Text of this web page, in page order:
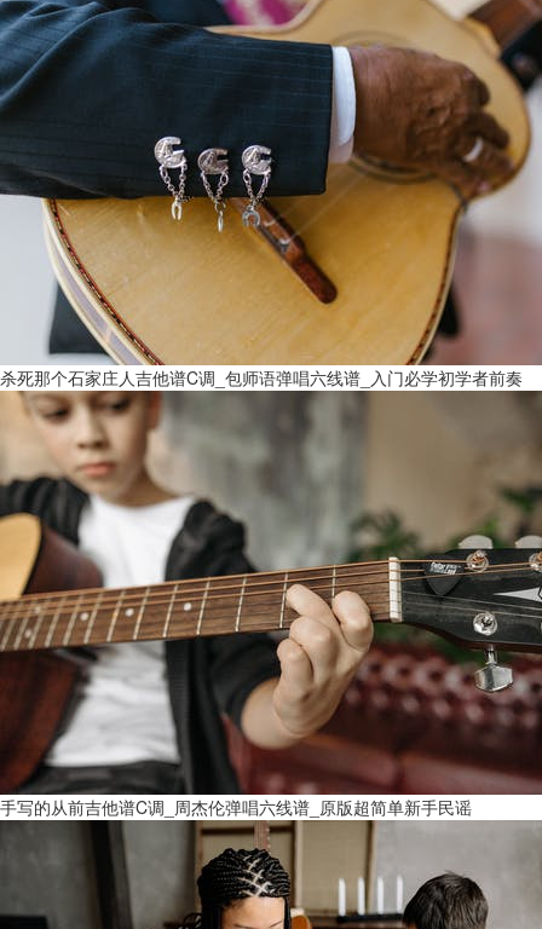
杀死那个石家庄人吉他谱C调_包师语弹唱六线谱_入门必学初学者前奏
手写的从前吉他谱C调_周杰伦弹唱六线谱_原版超简单新手民谣